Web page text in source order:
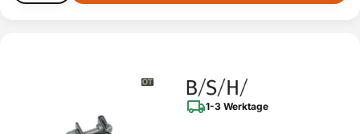
1-3 Werktage